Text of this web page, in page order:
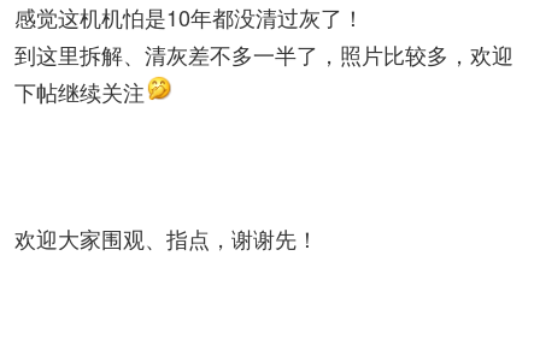
感觉这机机怕是10年都没清过灰了！
到这里拆解、清灰差不多一半了，照片比较多，欢迎
下帖继续关注
欢迎大家围观、指点，谢谢先！